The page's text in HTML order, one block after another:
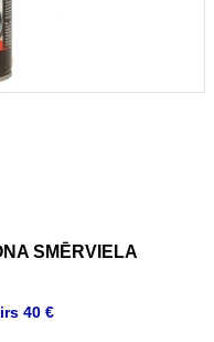
SMĒRVIELA
40 €